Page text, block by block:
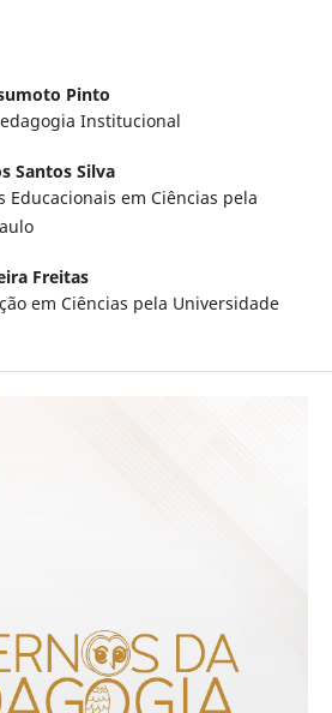
Pinto
Institucional
Santos Silva
Educacionais em Ciências pela
Freitas
em Ciências pela Universidade